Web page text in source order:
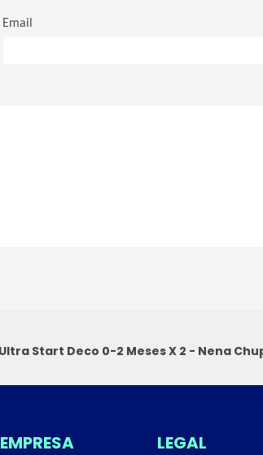
Email
Start Deco 0-2 Meses X 2 - Nena
EMPRESA LEGAL